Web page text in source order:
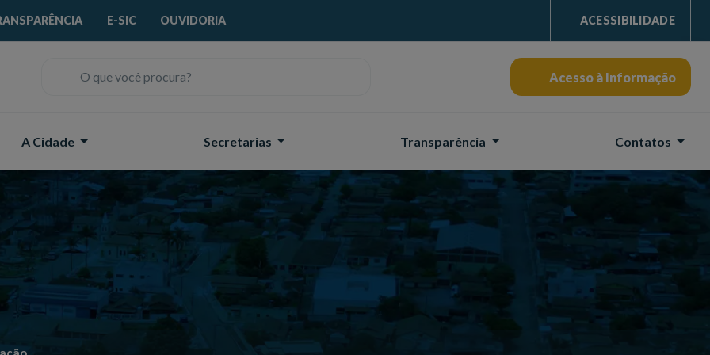
E-SIC OUVIDORIA ACESSIBILIDADE
Acesso à Informação
A Cidade Secretarias Transparência Contatos